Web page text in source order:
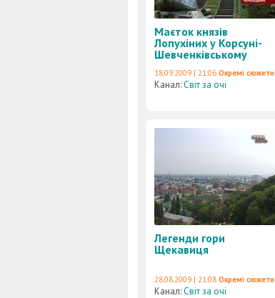
Маєток князів
Лопухіних у Корсуні-
Шевченківському
18.09.2009 | 21:06 Окремі сюжети
Канал:Світ за очі
Легенди гори
Щекавиця
28.08.2009 | 21:08 Окремі сюжети
Канал:Світ за очі